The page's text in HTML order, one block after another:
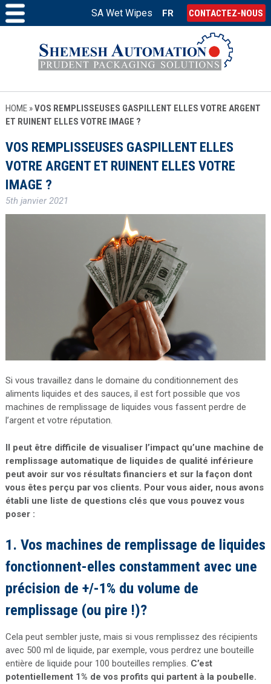
SA Wet Wipes FR CONTACTEZ-NOUS
HOME»VOS REMPLISSEUSES GASPILLENT ELLES VOTRE ARGENT
ET RUINENT ELLES VOTRE IMAGE ?
VOS REMPLISSEUSES GASPILLENT ELLES
VOTRE ARGENT ET RUINENT ELLES VOTRE
IMAGE ?
5th janvier 2021
Si vous travaillez dans le domaine du conditionnement des
aliments liquides et des sauces, il est fort possible que vos
machines de remplissage de liquides vous fassent perdre de
l’argent et votre réputation.
Il peut être difficile de visualiser l’impact qu’une machine de
remplissage automatique de liquides de qualité inférieure
peut avoir sur vos résultats financiers et sur la façon dont
vous êtes perçu par vos clients. Pour vous aider, nous avons
établi une liste de questions clés que vous pouvez vous
poser :
1. Vos machines de remplissage de liquides
fonctionnent-elles constamment avec une
précision de +/-1% du volume de
remplissage (ou pire !)?
Cela peut sembler juste, mais si vous remplissez des récipients
avec 500 ml de liquide, par exemple, vous perdrez une bouteille
entière de liquide pour 100 bouteilles remplies. C’est
potentiellement 1% de vos profits qui partent à la poubelle.